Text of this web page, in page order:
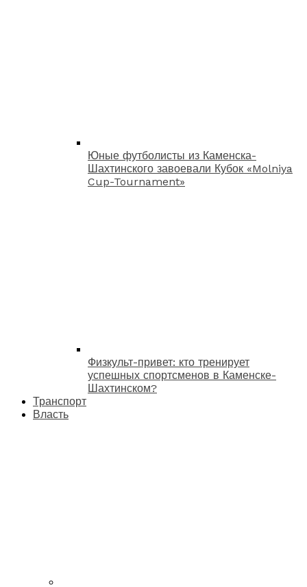
Юные футболисты из Каменска-
Шахтинского завоевали Кубок «Molniya
Cup-Tournament»
Физкульт-привет: кто тренирует
успешных спортсменов в Каменске-
Шахтинском?
Транспорт
Власть